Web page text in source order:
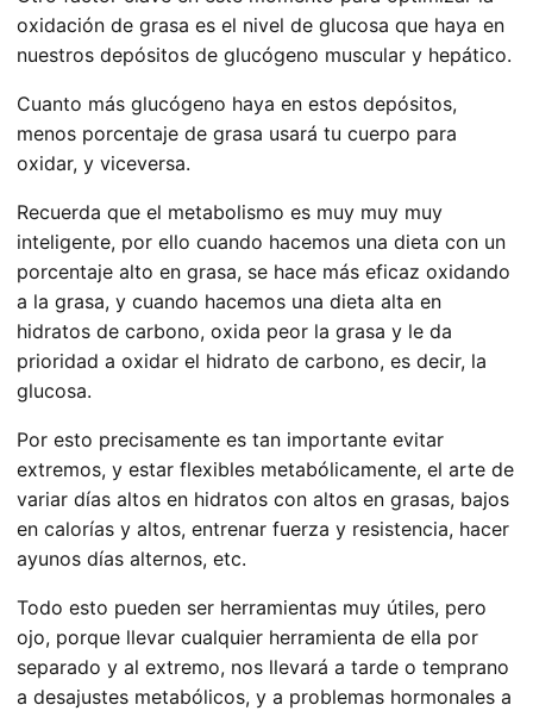
oxidación de grasa es el nivel de glucosa que haya en
nuestros depósitos de glucógeno muscular y hepático.
Cuanto más glucógeno haya en estos depósitos,
menos porcentaje de grasa usará tu cuerpo para
oxidar, y viceversa.
Recuerda que el metabolismo es muy muy muy
inteligente, por ello cuando hacemos una dieta con un
porcentaje alto en grasa, se hace más eficaz oxidando
a la grasa, y cuando hacemos una dieta alta en
hidratos de carbono, oxida peor la grasa y le da
prioridad a oxidar el hidrato de carbono, es decir, la
glucosa.
Por esto precisamente es tan importante evitar
extremos, y estar flexibles metabólicamente, el arte de
variar días altos en hidratos con altos en grasas, bajos
en calorías y altos, entrenar fuerza y resistencia, hacer
ayunos días alternos, etc.
Todo esto pueden ser herramientas muy útiles, pero
ojo, porque llevar cualquier herramienta de ella por
separado y al extremo, nos llevará a tarde o temprano
a desajustes metabólicos, y a problemas hormonales a